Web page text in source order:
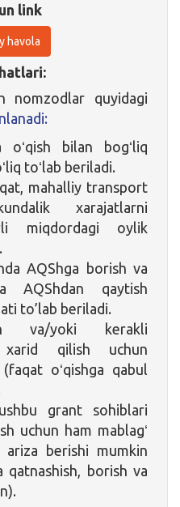
link
havola
nomzodlar quyidagi
bilan bogʻliq
toʻlab beriladi.
mahalliy transport
xarajatlarni
miqdordagi oylik
AQShga borish va
AQShdan qaytish
to’lab beriladi.
va/yoki kerakli
xarid qilish uchun
oʻqishga qabul
grant sohiblari
uchun ham mablagʻ
ariza berishi mumkin
qatnashish, borish va